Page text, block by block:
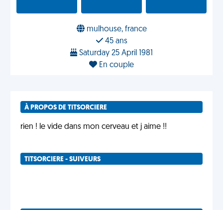
mulhouse, france
45 ans
Saturday 25 April 1981
En couple
À PROPOS DE TITSORCIERE
rien ! le vide dans mon cerveau et j aime !!
TITSORCIERE - SUIVEURS